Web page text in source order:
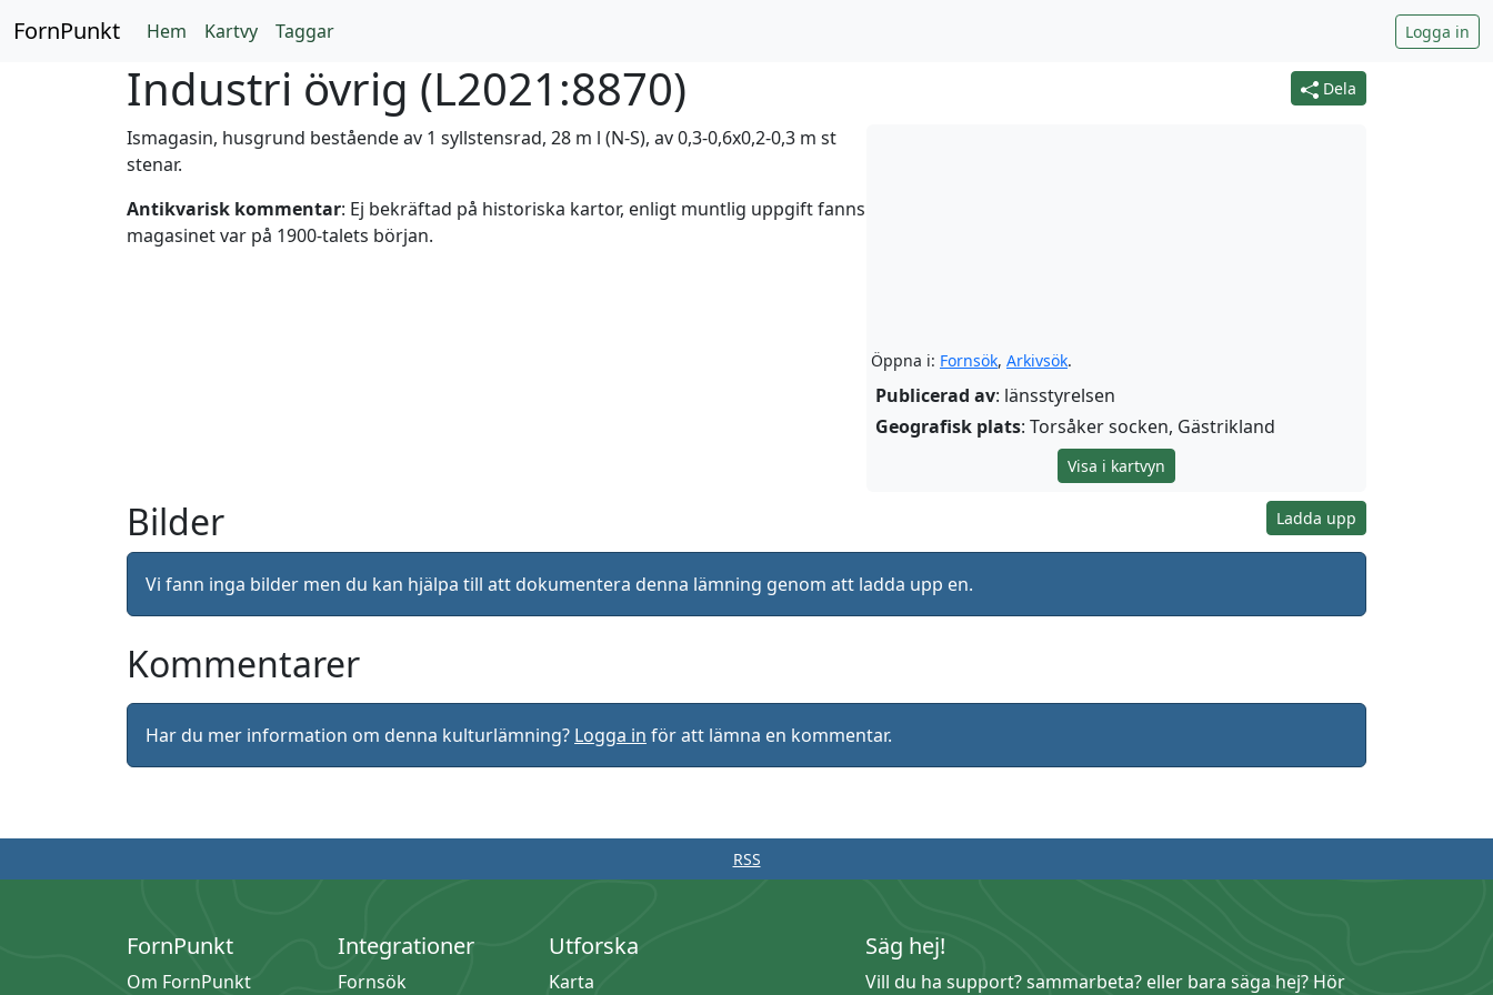
FornPunkt Hem Kartvy Taggar Logga in
Dela
Industri övrig (L2021:8870)
Öppna i: Fornsök, Arkivsök.
Publicerad av: länsstyrelsen
Geografisk plats: Torsåker socken, Gästrikland
Visa i kartvyn
Ismagasin, husgrund bestående av 1 syllstensrad, 28 m l (N-S), av 0,3-0,6x0,2-0,3 m st
stenar.
Antikvarisk kommentar: Ej bekräftad på historiska kartor, enligt muntlig uppgift fanns
magasinet var på 1900-talets början.
Ladda upp
Bilder
Vi fann inga bilder men du kan hjälpa till att dokumentera denna lämning genom att ladda upp en.
Kommentarer
Har du mer information om denna kulturlämning? Logga in för att lämna en kommentar.
RSS
FornPunkt
Om FornPunkt
Integrationer
Fornsök
Utforska
Karta
Säg hej!
Vill du ha support? sammarbeta? eller bara säga hej? Hör